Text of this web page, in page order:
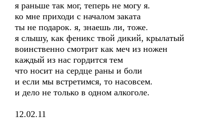
я раньше так мог, теперь не могу я.
ко мне приходи с началом заката
ты не подарок. я, знаешь ли, тоже.
я слышу, как феникс твой дикий, крылатый
воинственно смотрит как меч из ножен
каждый из нас гордится тем
что носит на сердце раны и боли
и если мы встретимся, то насовсем.
и дело не только в одном алкоголе.
12.02.11